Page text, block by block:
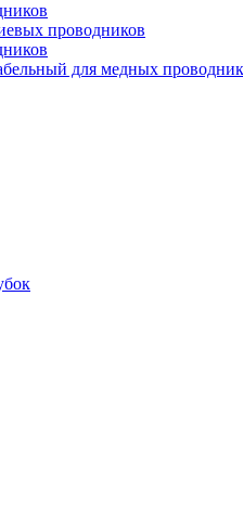
проводников
для медных